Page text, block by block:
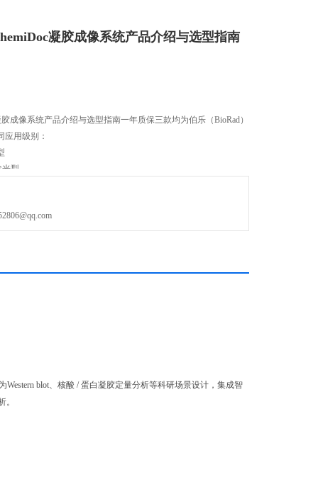
凝胶成像系统产品介绍与选型指南
胶成像系统产品介绍与选型指南一年质保三款均为伯乐（BioRad）
应用级别：
光型
blot、核酸 / 蛋白凝胶定量分析等科研场景设计，集成智
。